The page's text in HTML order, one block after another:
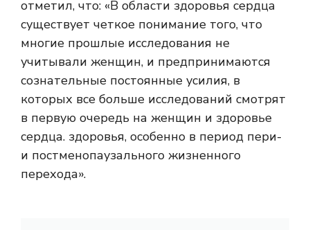
отметил, что: «В области здоровья сердца
существует четкое понимание того, что
многие прошлые исследования не
учитывали женщин, и предпринимаются
сознательные постоянные усилия, в
которых все больше исследований смотрят
в первую очередь на женщин и здоровье
сердца. здоровья, особенно в период пери-
и постменопаузального жизненного
перехода».